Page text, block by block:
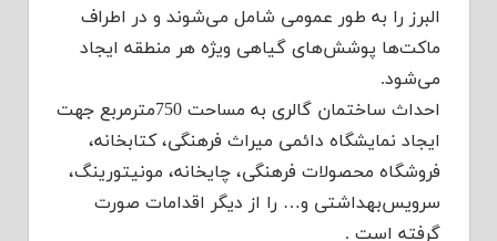
البرز را به طور عمومی شامل می‌شوند و در اطراف
ماکت‌ها پوشش‌های گیاهی ویژه هر منطقه ایجاد
می‌شود.
احداث ساختمان گالری به مساحت 750مترمربع جهت
ایجاد نمایشگاه دائمی میراث فرهنگی، کتابخانه،
فروشگاه محصولات فرهنگی، چایخانه، مونیتورینگ،
سرویس‌بهداشتی و… را از دیگر اقدامات صورت
گرفته است .